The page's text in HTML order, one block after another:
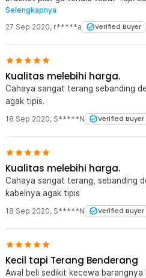
terang. Sinarnya cukup di 1000
tidak terlalu terang seperti merk
Selengkapnya
27 Sep 2020, r*****a Verified Buyer
Kualitas melebihi harga.
Cahaya sangat terang sebanding
agak tipis.
18 Sep 2020, S*****N Verified Buyer
Kualitas melebihi harga.
Cahaya sangat terang, sebanding
kabelnya agak tipis
18 Sep 2020, S*****N Verified Buyer
Kecil tapi Terang Benderang
Awal beli sedikit kecewa barangnya